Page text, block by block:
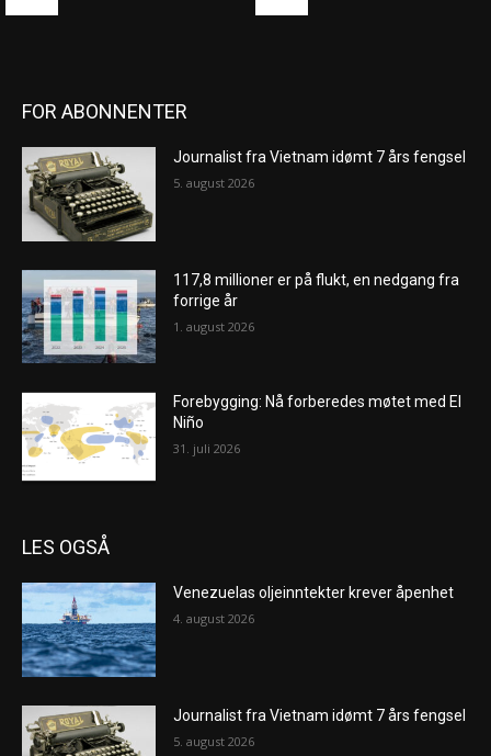
FOR ABONNENTER
Journalist fra Vietnam idømt 7 års fengsel
5. august 2026
117,8 millioner er på flukt, en nedgang fra
forrige år
1. august 2026
Forebygging: Nå forberedes møtet med El
Niño
31. juli 2026
LES OGSÅ
Venezuelas oljeinntekter krever åpenhet
4. august 2026
Journalist fra Vietnam idømt 7 års fengsel
5. august 2026